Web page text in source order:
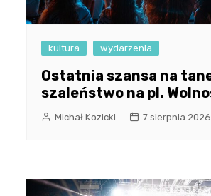
kultura wydarzenia
Ostatnia szansa na
szaleństwo na pl.
Michał Kozicki 7 sierpnia 2026